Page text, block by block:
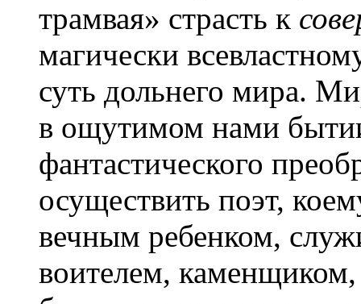
трамвая» страсть к
магически
суть дольнего мира.
в ощутимом нами
фантастического
осуществить поэт,
вечным ребенком,
воителем,